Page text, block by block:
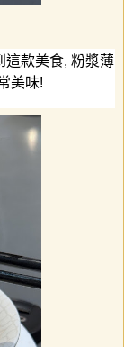
這款美食, 粉漿薄
美味!